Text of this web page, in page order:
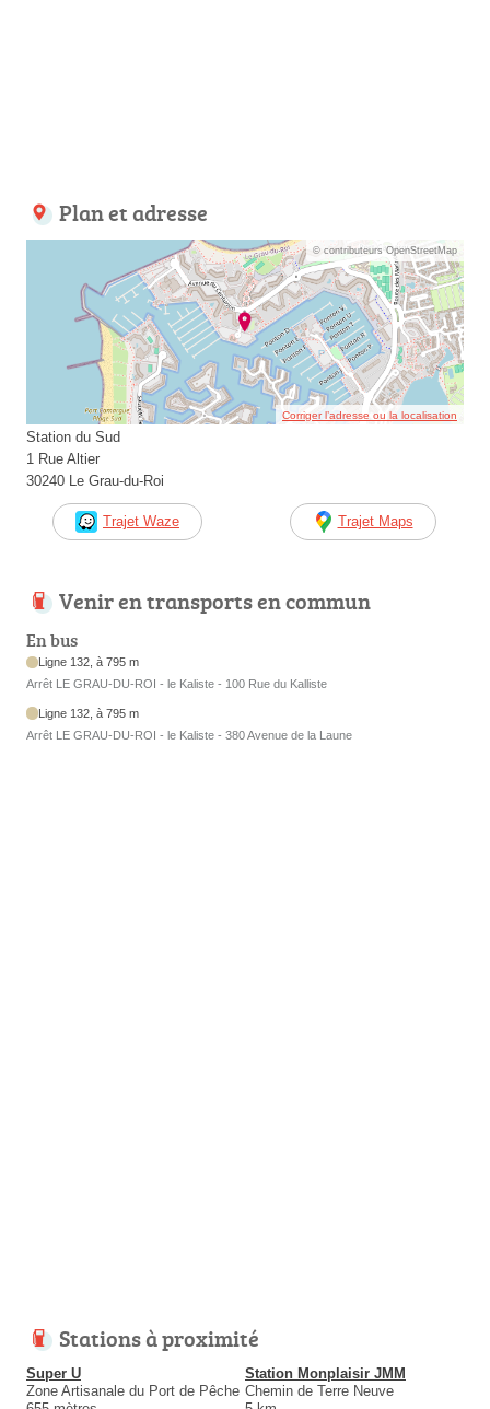
Plan et adresse
© contributeurs OpenStreetMap
Corriger l’adresse ou la localisation
Station du Sud
1 Rue Altier
30240 Le Grau-du-Roi
Trajet Waze Trajet Maps
Venir en transports en commun
En bus
Ligne 132, à 795 m
Arrêt LE GRAU-DU-ROI - le Kaliste - 100 Rue du Kalliste
Ligne 132, à 795 m
Arrêt LE GRAU-DU-ROI - le Kaliste - 380 Avenue de la Laune
Stations à proximité
Super U
Zone Artisanale du Port de Pêche
Station Monplaisir JMM
Chemin de Terre Neuve